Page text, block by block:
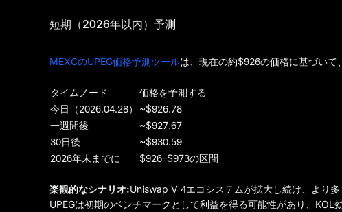
短期（2026年以内）予測
MEXCのUPEG価格予測ツールは、現在の約$926の価格に基づいて
タイムノード
価格を予測する
今日（2026.04.28）
~$926.78
一週間後
~$927.67
30日後
~$930.59
2026年末までに
$926–$973の区間
楽観的なシナリオ:Uniswap V 4エコシステムが拡大し続け、より
UPEGは初期のベンチマークとして利益を得る可能性があり、